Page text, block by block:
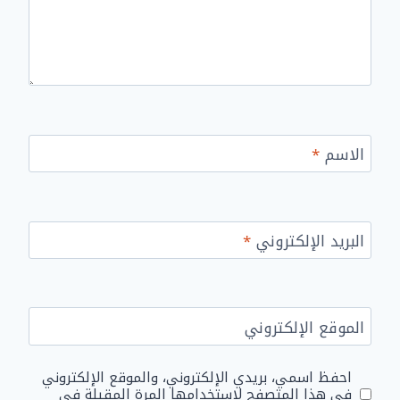
الاسم*
البريد الإلكتروني*
الموقع الإلكتروني
احفظ اسمي، بريدي الإلكتروني، والموقع الإلكتروني
في هذا المتصفح لاستخدامها المرة المقبلة في